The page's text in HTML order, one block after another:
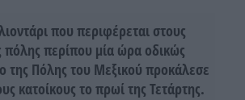
που περιφέρεται στους
πόλης περίπου μία ώρα οδικώς
της Πόλης του Μεξικού προκάλεσε
κατοίκους το πρωί της Τετάρτης.